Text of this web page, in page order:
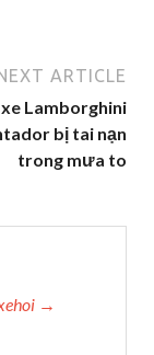
ARTICLE
xe Lamborghini
bị tai nạn
trong mưa to
→